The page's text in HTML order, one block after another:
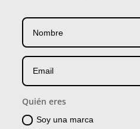
Quién eres
Soy una marca